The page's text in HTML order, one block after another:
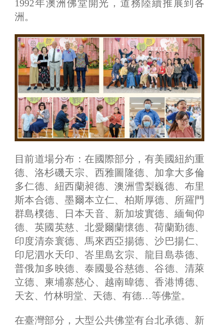
1992年澳洲佛堂開光，道務陸續推展到各
洲。
目前道場分布：在國際部分，有美國紐約重
德、洛杉磯天宗、西雅圖隆德、加拿大多倫
多仁德、紐西蘭昶德、澳洲雪梨巍德、布里
斯本合德、墨爾本立仁、柏斯厚德、所羅門
群島樸德、日本天音、新加坡實德、緬甸仰
德、英國英慈、北愛爾蘭懷德、荷蘭勤德、
印度清奈寰德、馬來西亞揚德、沙巴揚仁、
印尼泗水天印、峇里島玄宗、龍目島恭德、
普俄加多映德、泰國曼谷慈德、谷德、清萊
立德、柬埔寨慈心、越南暐德、香港博德、
天玄、竹林明堂、天德、有德…等佛堂。
在臺灣部分，大型公共佛堂有台北承德、新